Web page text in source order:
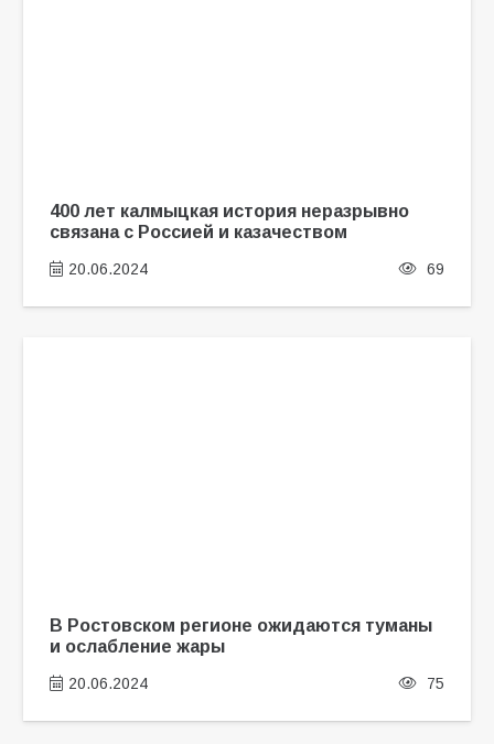
400 лет калмыцкая история неразрывно
связана с Россией и казачеством
20.06.2024 69
В Ростовском регионе ожидаются туманы
и ослабление жары
20.06.2024 75